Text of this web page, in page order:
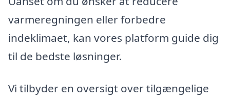
varmeregningen eller forbedre
indeklimaet, kan vores platform guide dig
til de bedste løsninger.
Vi tilbyder en oversigt over tilgængelige